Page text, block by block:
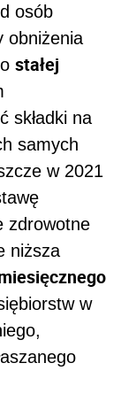
osób
obniżenia
stałej
składki na
samych
w 2021
zdrowotne
niższa
w